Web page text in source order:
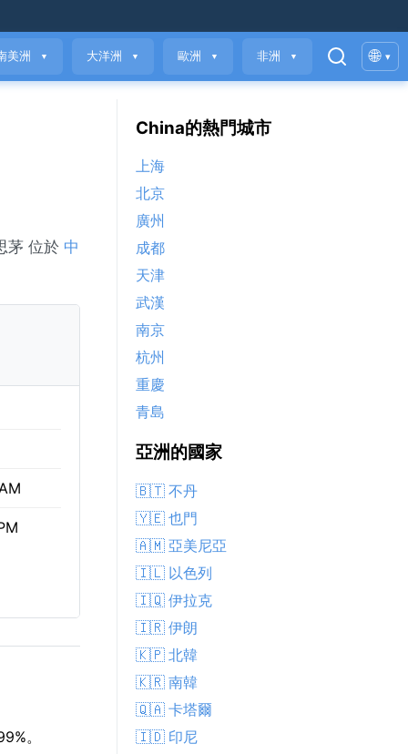
美洲 ▼ 大洋洲 ▼ 歐洲 ▼ 非洲 ▼ 🌐 ▾
茅 位於 中
。
China的熱門城市
上海
北京
廣州
成都
天津
武漢
南京
杭州
重慶
青島
亞洲的國家
🇧🇹 不丹
🇾🇪 也門
🇦🇲 亞美尼亞
🇮🇱 以色列
🇮🇶 伊拉克
🇮🇷 伊朗
🇰🇵 北韓
🇰🇷 南韓
🇶🇦 卡塔爾
🇮🇩 印尼